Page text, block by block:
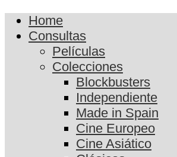
Home
Consultas
Películas
Colecciones
Blockbusters
Independiente
Made in Spain
Cine Europeo
Cine Asiático